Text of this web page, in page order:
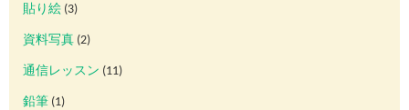
貼り絵 (3)
資料写真 (2)
通信レッスン (11)
鉛筆 (1)